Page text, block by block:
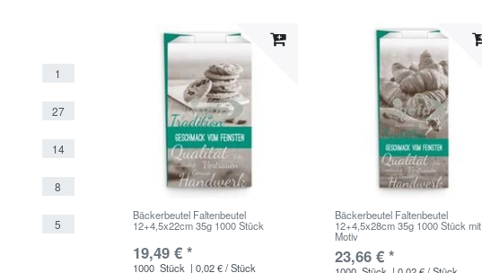
1
27
14
8
5
Bäckerbeutel Faltenbeutel
12+4,5x22cm 35g 1000 Stück
19,49 € *
1000 Stück | 0,02 € / Stück
Bäckerbeutel Faltenbeutel
12+4,5x28cm 35g 1000 Stück mit
Motiv
23,66 € *